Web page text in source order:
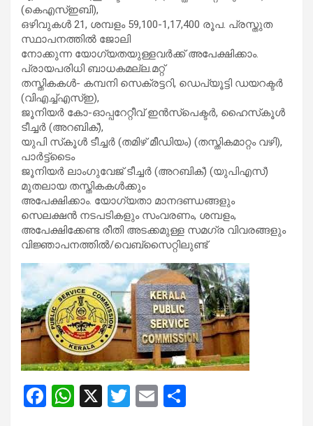
(കെഎസ്ഇബി),
ഒഴിവുകള്‍ 21, ശമ്പളം 59,100-1,17,400 രൂപ. പ്രസ്തുത
സ്ഥാപനത്തില്‍ ജോലി
നോക്കുന്ന യോഗ്യതയുള്ളവര്‍ക്ക് അപേക്ഷിക്കാം.
പ്രായപരിധി ബാധകമല്ല.മറ്റ്
തസ്തികകള്‍- കമ്പനി സെക്രട്ടറി, ഡെപ്യൂട്ടി ഡയറക്ടര്‍
(വിഎച്ച്എസ്ഇ),
ജൂനിയര്‍ കോ-ഓപ്പറേറ്റീവ് ഇന്‍സ്‌പെക്ടര്‍, ഹൈസ്‌കൂള്‍
ടീച്ചര്‍ (അറബിക്),
യുപി സ്‌കൂള്‍ ടീച്ചര്‍ (തമിഴ് മീഡിയം) (തസ്തികമാറ്റം വഴി),
പാര്‍ട്ട്‌ടൈം
ജൂനിയര്‍ ലാംഗുവേജ് ടീച്ചര്‍ (അറബിക്) (യുപിഎസ്)
മുതലായ തസ്തികകള്‍ക്കും
അപേക്ഷിക്കാം. യോഗ്യതാ മാനദണ്ഡങ്ങളും
സെലക്ഷന്‍ നടപടികളും സംവരണം, ശമ്പളം,
അപേക്ഷിക്കേണ്ട രീതി അടക്കമുള്ള സമഗ്ര വിവരങ്ങളും
വിജ്ഞാപനത്തില്‍/വെബ്‌സൈറ്റിലുണ്ട്
F
W X
T
E